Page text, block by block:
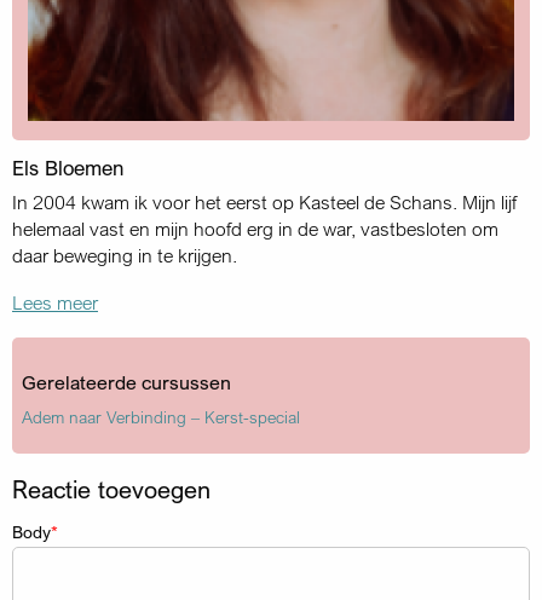
Els Bloemen
In 2004 kwam ik voor het eerst op Kasteel de Schans. Mijn lijf
helemaal vast en mijn hoofd erg in de war, vastbesloten om
daar beweging in te krijgen.
Lees meer
Gerelateerde cursussen
Adem naar Verbinding – Kerst-special
Reactie toevoegen
Body